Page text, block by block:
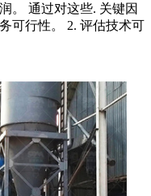
。 通过对这些. 关键因
可行性。 2. 评估技术可